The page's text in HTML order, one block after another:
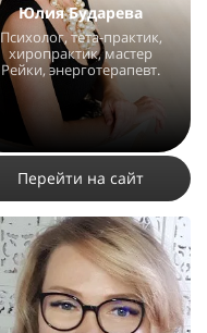
Юлия Бударева
Психолог, тета-практик,
хиропрактик, мастер
Рейки, энерготерапевт.
24603 16
Перейти на сайт